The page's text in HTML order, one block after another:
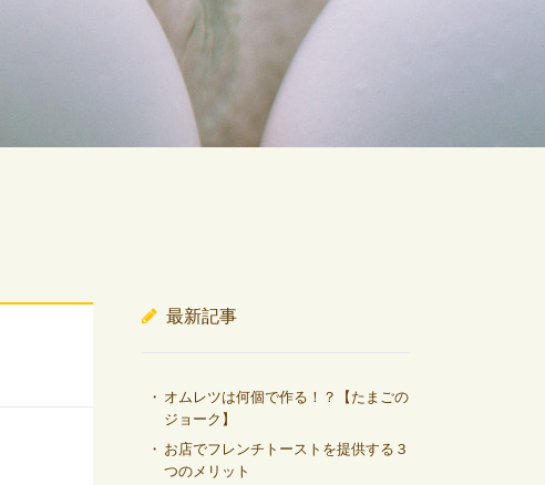
最新記事
オムレツは何個で作る！？【たまごの
ジョーク】
お店でフレンチトーストを提供する３
つのメリット